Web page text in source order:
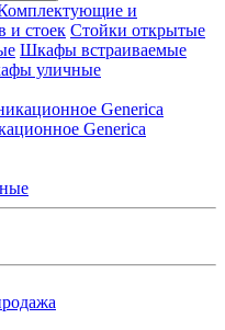
и
и стоек Стойки открытые
Шкафы встраиваемые
уличные
Generica